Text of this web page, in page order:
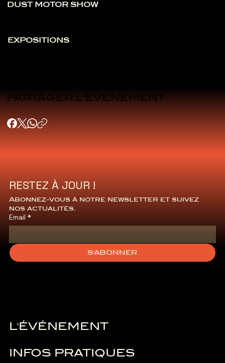
EXPOSITIONS
DUST MOTOR SHOW
PARTAGER L'ÉVÉNEMENT
L'ÉVÉNEMENT
INFOS PRATIQUES
RESTEZ À JOUR !
Abonnez-vous à notre newsletter et suivez
nos actualités.
Email *
S'ABONNER